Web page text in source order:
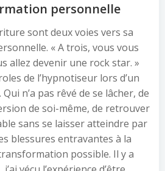
personnelle
sont deux voies vers sa
« A trois, vous vous
allez devenir une rock star. »
de l’hypnotiseur lors d’un
n’a pas rêvé de se lâcher, de
de soi-même, de retrouver
sans se laisser atteindre par
blessures entravantes à la
possible. Il y a